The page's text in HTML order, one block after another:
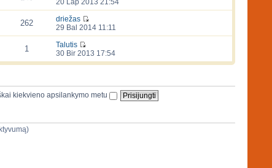
20 Lap 2013 21:54
262
driežas
29 Bal 2014 11:11
1
Talutis
30 Bir 2013 17:54
kiekvieno apsilankymo metu